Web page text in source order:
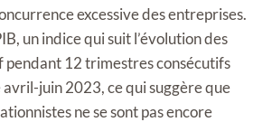
excessive des entreprises.
un indice qui suit l’évolution des
pendant 12 trimestres consécutifs
juin 2023, ce qui suggère que
ne se sont pas encore